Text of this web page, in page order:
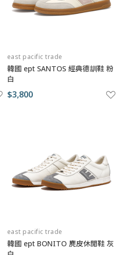
east pacific trade
韓國 ept SANTOS 經典德訓鞋 粉
白
$3,800
east pacific trade
韓國 ept BONITO 麂皮休閒鞋 灰